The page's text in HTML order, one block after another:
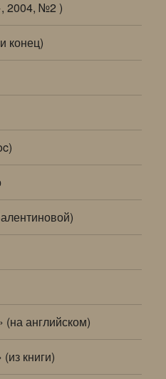
2004, №2 )
конец)
(на английском)
книги)